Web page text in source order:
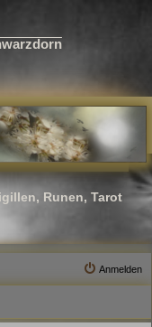
Runen, Tarot
Anmelden